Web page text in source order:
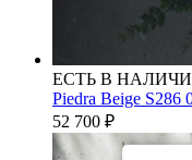
ЕСТЬ В
Piedra Beige S286
52 700 ₽